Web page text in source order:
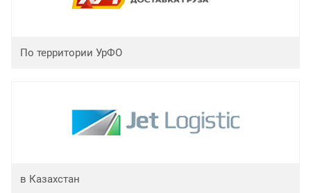
По территории УрФО
в Казахстан